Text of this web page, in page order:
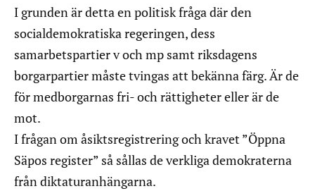
I grunden är detta en politisk fråga där den
socialdemokratiska regeringen, dess
samarbetspartier v och mp samt riksdagens
borgarpartier måste tvingas att bekänna färg. Är de
för medborgarnas fri- och rättigheter eller är de
mot.
I frågan om åsiktsregistrering och kravet ”Öppna
Säpos register” så sållas de verkliga demokraterna
från diktaturanhängarna.